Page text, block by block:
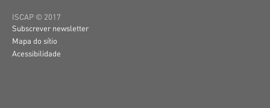
ISCAP © 2017
Subscrever newsletter
Mapa do sítio
Acessibilidade